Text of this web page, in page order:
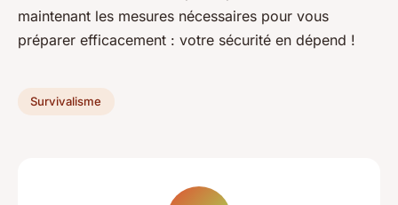
maintenant les mesures nécessaires pour vous
préparer efficacement : votre sécurité en dépend !
Survivalisme